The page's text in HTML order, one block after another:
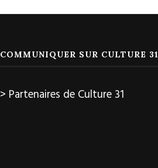
COMMUNIQUER SUR CULTURE 31
> Partenaires de Culture 31